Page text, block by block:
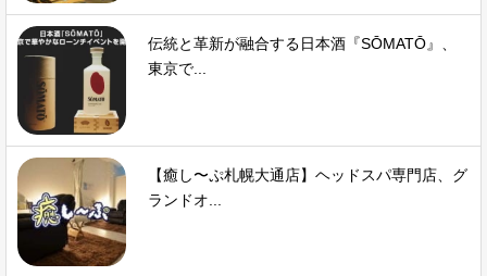
伝統と革新が融合する日本酒『SŌMATŌ』、
東京で...
【癒し〜ぷ札幌大通店】ヘッドスパ専門店、グ
ランドオ...